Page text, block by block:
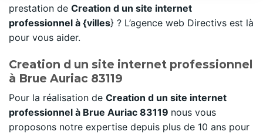
MENU
au
contenu
prestation de Creation d un site internet
professionnel à {villes} ? L’agence web Directivs est là
pour vous aider.
Creation d un site internet professionnel
à Brue Auriac 83119
Pour la réalisation de Creation d un site internet
professionnel à Brue Auriac 83119 nous vous
proposons notre expertise depuis plus de 10 ans pour